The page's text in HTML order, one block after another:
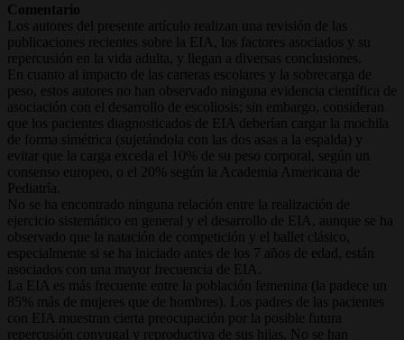
Comentario
Los autores del presente artículo realizan una revisión de las
publicaciones recientes sobre la EIA, los factores asociados y su
repercusión en la vida adulta, y llegan a diversas conclusiones.
En cuanto al impacto de las carteras escolares y la sobrecarga de
peso, estos autores no han observado ninguna evidencia científica de
asociación con el desarrollo de escoliosis; sin embargo, consideran
que los pacientes diagnosticados de EIA deberían cargar la mochila
de forma simétrica (sujetándola con las dos asas a la espalda) y
evitar que la carga exceda el 10% de su peso corporal, según un
consenso europeo, o el 20% según la Academia Americana de
Pediatría.
No se ha encontrado ninguna relación entre la realización de
ejercicio sistemático en general y el desarrollo de EIA, aunque se ha
observado que la natación de competición y el ballet clásico,
especialmente si se ha iniciado antes de los 7 años de edad, están
asociados con una mayor frecuencia de EIA.
La EIA es más frecuente entre la población femenina (la padece un
85% más de mujeres que de hombres). Los padres de las pacientes
con EIA muestran cierta preocupación por la posible futura
repercusión conyugal y reproductiva de sus hijas. No se han